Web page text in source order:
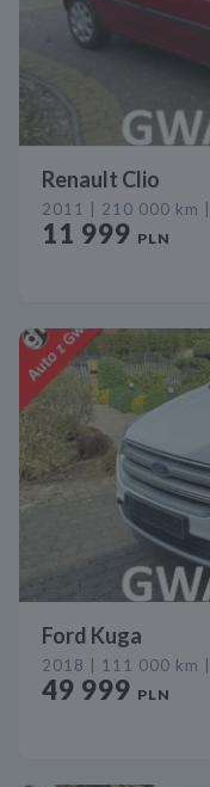
Renault Clio
2011 | 210 000 km
11 999 PLN
Ford Kuga
2018 | 111 000 km
49 999 PLN